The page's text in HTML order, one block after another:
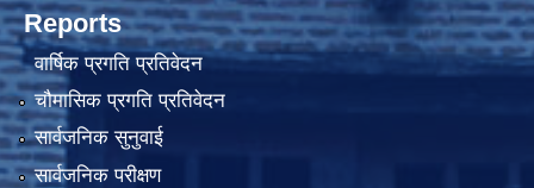
Reports
वार्षिक प्रगति प्रतिवेदन
चौमासिक प्रगति प्रतिवेदन
सार्वजनिक सुनुवाई
सार्वजनिक परीक्षण